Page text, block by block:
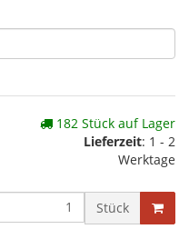
182 Stück auf Lager
Lieferzeit: 1 - 2
Werktage
Stück